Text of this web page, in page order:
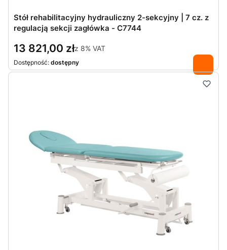
Stół rehabilitacyjny hydrauliczny 2-sekcyjny | 7 cz. z
regulacją sekcji zagłówka - C7744
13 821,00 złz 8% VAT
Dostępność: dostępny